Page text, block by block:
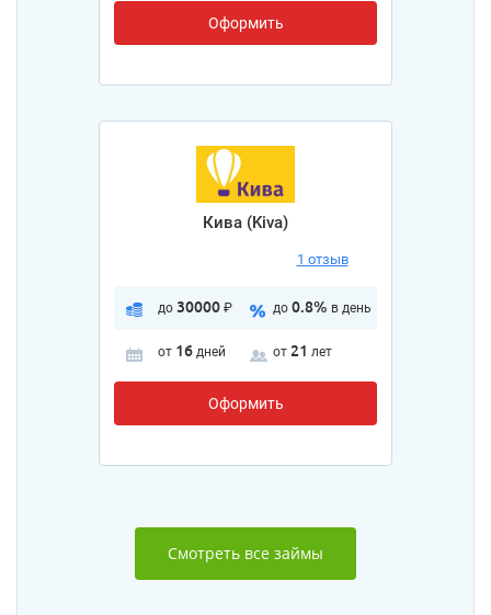
Оформить
Кива (Kiva)
1 отзыв
до 30000 ₽ до 0.8% в день
от 16 дней от 21 лет
Оформить
Смотреть все займы